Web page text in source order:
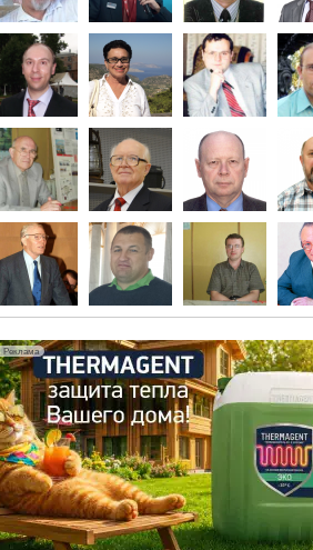
«РУСКЛИМАТ Fest 2026»
собрал свыше 700 профи
климатической отрасли
Организатором выступил
производственный холдинг ...
3 АВГУСТА 2026
«Датарк» испытал
ЦОД с плотностью 54 кВт
стойку
Испытания прошли на
производственной площадке и
3 АВГУСТА 2026
Samsung выпускает VRF-
систему DVM на R32
Линейка включает семь
Суммарная длина
3 АВГУСТА 2026
«СиСофт Девелопмент»
итоги конкурса
проектов «ТИМ-лидеры
Новый сезон конкурса «ТИМ-
стартует уже в сентябре 2026
3 АВГУСТА 2026
«Русклимат» укрепляет
Реклама